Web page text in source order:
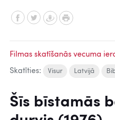
Filmas skatīšanās vecuma
Skatīties: Visur Latvijā
Šīs bīstamās